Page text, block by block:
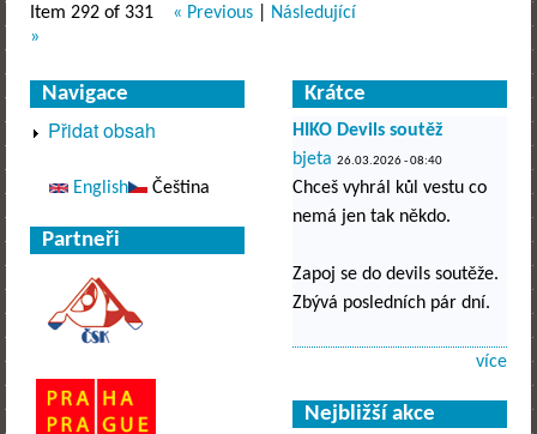
Item 292 of 331
« Previous
Následující
»
Navigace
Přidat obsah
English Čeština
Partneři
Krátce
HIKO Devils soutěž
bjeta 26.03.2026 - 08:40
Chceš vyhrál kůl vestu co
nemá jen tak někdo.
Zapoj se do devils soutěže.
Zbývá posledních pár dní.
více
Nejbližší akce